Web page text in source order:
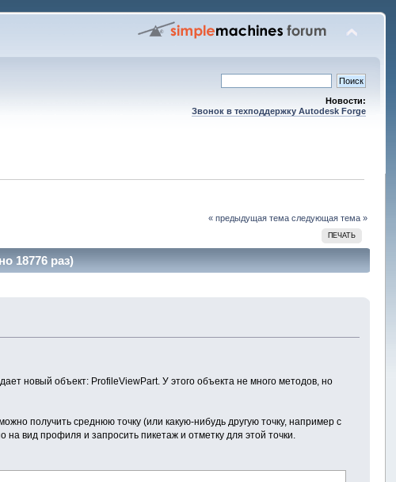
Новости:
Звонок в техподдержку Autodesk Forge
« предыдущая тема следующая тема »
ПЕЧАТЬ
18776 раз)
новый объект: ProfileViewPart. У этого объекта не много методов, но
получить среднюю точку (или какую-нибудь другую точку, например с
вид профиля и запросить пикетаж и отметку для этой точки.